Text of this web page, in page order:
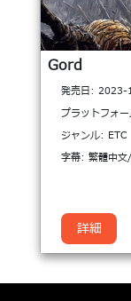
Gord
発売日: 2023-
プラットフォ
ジャンル: ETC
字幕: 繁體中
詳細